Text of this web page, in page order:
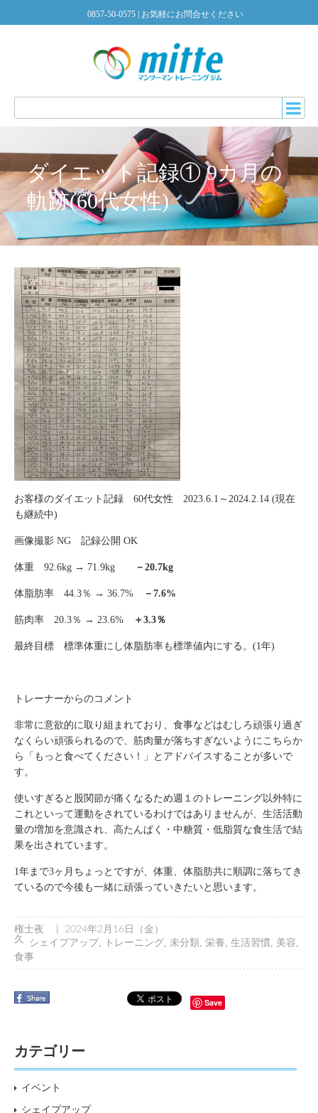
0857-50-0575 | お気軽にお問合せください
ダイエット記録① 9カ月の
軌跡(60代女性)
お客様のダイエット記録 60代女性 2023.6.1～2024.2.14 (現在
も継続中)
画像撮影 NG 記録公開 OK
体重 92.6kg → 71.9kg －20.7kg
体脂肪率 44.3％ → 36.7% －7.6%
筋肉率 20.3％ → 23.6% ＋3.3％
最終目標 標準体重にし体脂肪率も標準値内にする。(1年)
トレーナーからのコメント
非常に意欲的に取り組まれており、食事などはむしろ頑張り過ぎ
なくらい頑張られるので、筋肉量が落ちすぎないようにこちらか
ら「もっと食べてください！」とアドバイスすることが多いで
す。
使いすぎると股関節が痛くなるため週１のトレーニング以外特に
これといって運動をされているわけではありませんが、生活活動
量の増加を意識され、高たんぱく・中糖質・低脂質な食生活で結
果を出されています。
1年まで3ヶ月ちょっとですが、体重、体脂肪共に順調に落ちてき
ているので今後も一緒に頑張っていきたいと思います。
権士夜
久
2024年2月16日（金）
シェイプアップ トレーニング 未分類 栄養 生活習慣 美容
食事
Save
カテゴリー
イベント
シェイプアップ